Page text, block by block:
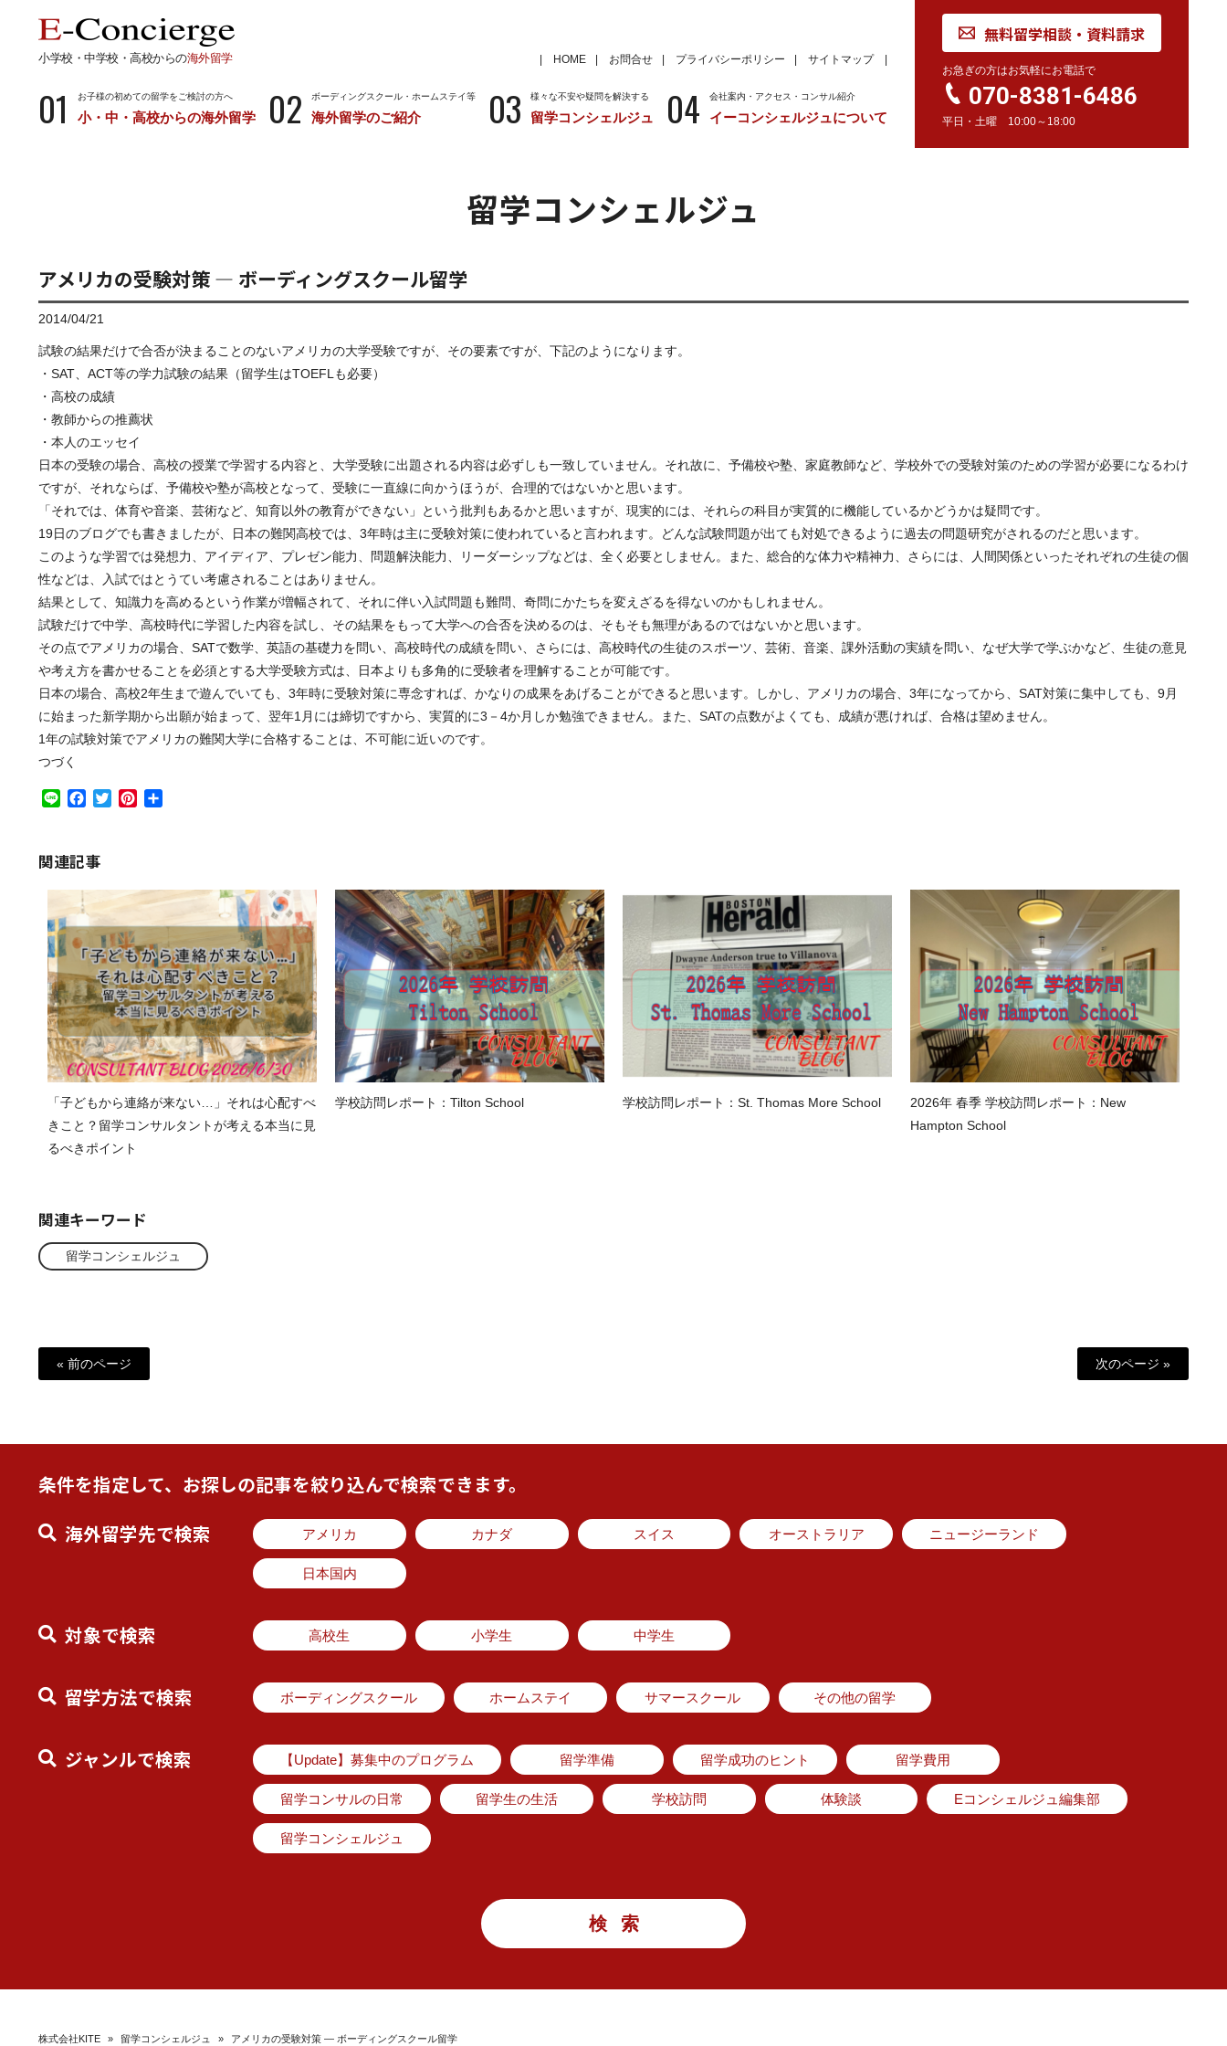
小学校・中学校・高校からの海外留学 HOME お問合せ プライバシーポリシー サイトマップ
01 お子様の初めての留学をご検討の方へ
小・中・高校からの海外留学 02 ボーディングスクール・ホームステイ等
海外留学のご紹介
高校生からのボーディングスクール
留学情報 学校情報
03 様々な不安や疑問を解決する
留学コンシェルジュ 04 会社案内・アクセス・コンサル紹介
イーコンシェルジュについて
無料留学相談・資料請求
お急ぎの方はお気軽にお電話で
070-8381-6486
平日・土曜 10:00～18:00
留学コンシェルジュ
アメリカの受験対策 ― ボーディングスクール留学
2014/04/21
試験の結果だけで合否が決まることのないアメリカの大学受験ですが、その要素ですが、下記のようになります。
・SAT、ACT等の学力試験の結果（留学生はTOEFLも必要）
・高校の成績
・教師からの推薦状
・本人のエッセイ
日本の受験の場合、高校の授業で学習する内容と、大学受験に出題される内容は必ずしも一致していません。それ故に、予備校や塾、家庭教師など、学校外での受験対策のための学習が必要になるわけ
ですが、それならば、予備校や塾が高校となって、受験に一直線に向かうほうが、合理的ではないかと思います。
「それでは、体育や音楽、芸術など、知育以外の教育ができない」という批判もあるかと思いますが、現実的には、それらの科目が実質的に機能しているかどうかは疑問です。
19日のブログでも書きましたが、日本の難関高校では、3年時は主に受験対策に使われていると言われます。どんな試験問題が出ても対処できるように過去の問題研究がされるのだと思います。
このような学習では発想力、アイディア、プレゼン能力、問題解決能力、リーダーシップなどは、全く必要としません。また、総合的な体力や精神力、さらには、人間関係といったそれぞれの生徒の個
性などは、入試ではとうてい考慮されることはありません。
結果として、知識力を高めるという作業が増幅されて、それに伴い入試問題も難問、奇問にかたちを変えざるを得ないのかもしれません。
試験だけで中学、高校時代に学習した内容を試し、その結果をもって大学への合否を決めるのは、そもそも無理があるのではないかと思います。
その点でアメリカの場合、SATで数学、英語の基礎力を問い、高校時代の成績を問い、さらには、高校時代の生徒のスポーツ、芸術、音楽、課外活動の実績を問い、なぜ大学で学ぶかなど、生徒の意見
や考え方を書かせることを必須とする大学受験方式は、日本よりも多角的に受験者を理解することが可能です。
日本の場合、高校2年生まで遊んでいても、3年時に受験対策に専念すれば、かなりの成果をあげることができると思います。しかし、アメリカの場合、3年になってから、SAT対策に集中しても、9月
に始まった新学期から出願が始まって、翌年1月には締切ですから、実質的に3－4か月しか勉強できません。また、SATの点数がよくても、成績が悪ければ、合格は望めません。
1年の試験対策でアメリカの難関大学に合格することは、不可能に近いのです。
つづく
Line Facebook
TwitterPinterest
関連記事
「子どもから連絡が来ない…」それは心配すべ
きこと？留学コンサルタントが考える本当に見
るべきポイント
学校訪問レポート：Tilton School 学校訪問レポート：St. Thomas More School
2026年 春季 学校訪問レポート：New
Hampton School
関連キーワード
留学コンシェルジュ
« 前のページ 次のページ »
条件を指定して、お探しの記事を絞り込んで検索できます。
海外留学先で検索
アメリカ カナダ スイス オーストラリア ニュージーランド
日本国内
対象で検索 高校生 小学生 中学生
留学方法で検索 ボーディングスクール ホームステイ サマースクール その他の留学
ジャンルで検索 【Update】募集中のプログラム 留学準備 留学成功のヒント 留学費用
留学コンサルの日常 留学生の生活 学校訪問 体験談 Eコンシェルジュ編集部
留学コンシェルジュ
株式会社KITE » 留学コンシェルジュ » アメリカの受験対策 ― ボーディングスクール留学